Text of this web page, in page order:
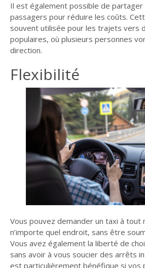
Il est également possible de partager
passagers pour réduire les coûts.
souvent utilisée pour les trajets vers
populaires, où plusieurs personnes
direction.
Flexibilité
Vous pouvez demander un taxi à tout
n’importe quel endroit, sans être
Vous avez également la liberté de
sans avoir à vous soucier des arrêts
est particulièrement bénéfique si vos